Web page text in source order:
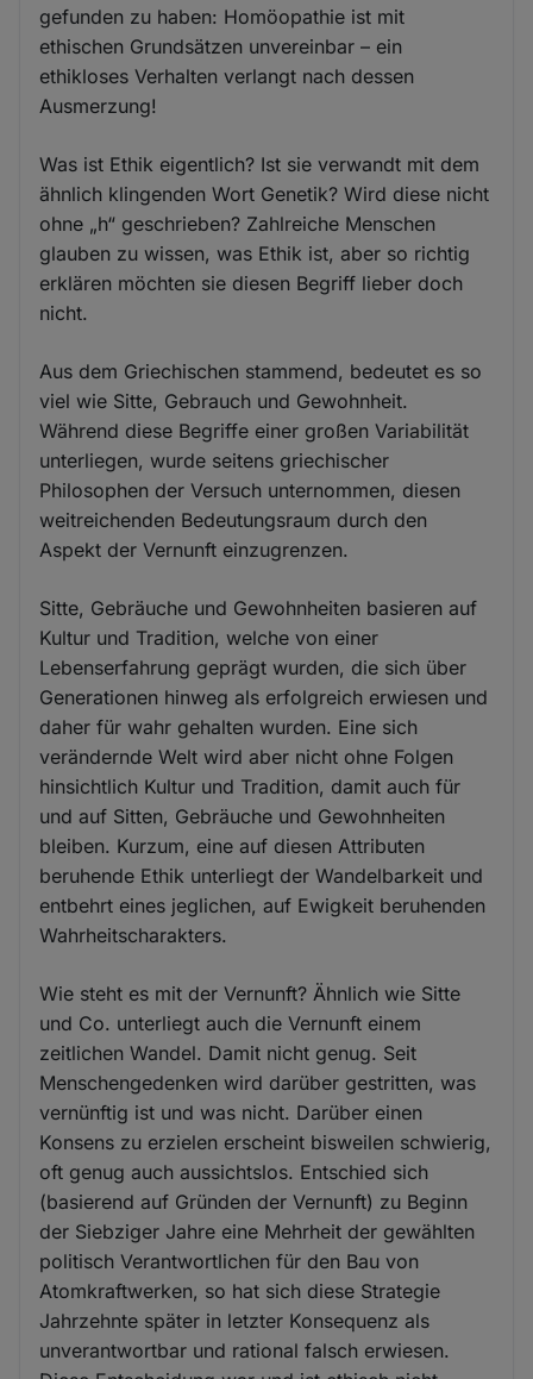
gefunden zu haben: Homöopathie ist mit
ethischen Grundsätzen unvereinbar – ein
ethikloses Verhalten verlangt nach dessen
Ausmerzung!
Was ist Ethik eigentlich? Ist sie verwandt mit dem
ähnlich klingenden Wort Genetik? Wird diese nicht
ohne „h“ geschrieben? Zahlreiche Menschen
glauben zu wissen, was Ethik ist, aber so richtig
erklären möchten sie diesen Begriff lieber doch
nicht.
Aus dem Griechischen stammend, bedeutet es so
viel wie Sitte, Gebrauch und Gewohnheit.
Während diese Begriffe einer großen Variabilität
unterliegen, wurde seitens griechischer
Philosophen der Versuch unternommen, diesen
weitreichenden Bedeutungsraum durch den
Aspekt der Vernunft einzugrenzen.
Sitte, Gebräuche und Gewohnheiten basieren auf
Kultur und Tradition, welche von einer
Lebenserfahrung geprägt wurden, die sich über
Generationen hinweg als erfolgreich erwiesen und
daher für wahr gehalten wurden. Eine sich
verändernde Welt wird aber nicht ohne Folgen
hinsichtlich Kultur und Tradition, damit auch für
und auf Sitten, Gebräuche und Gewohnheiten
bleiben. Kurzum, eine auf diesen Attributen
beruhende Ethik unterliegt der Wandelbarkeit und
entbehrt eines jeglichen, auf Ewigkeit beruhenden
Wahrheitscharakters.
Wie steht es mit der Vernunft? Ähnlich wie Sitte
und Co. unterliegt auch die Vernunft einem
zeitlichen Wandel. Damit nicht genug. Seit
Menschengedenken wird darüber gestritten, was
vernünftig ist und was nicht. Darüber einen
Konsens zu erzielen erscheint bisweilen schwierig,
oft genug auch aussichtslos. Entschied sich
(basierend auf Gründen der Vernunft) zu Beginn
der Siebziger Jahre eine Mehrheit der gewählten
politisch Verantwortlichen für den Bau von
Atomkraftwerken, so hat sich diese Strategie
Jahrzehnte später in letzter Konsequenz als
unverantwortbar und rational falsch erwiesen.